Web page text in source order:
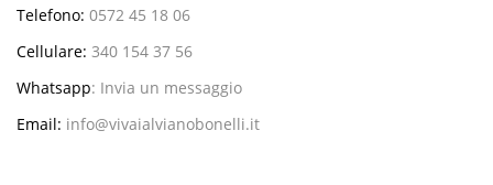
Telefono: 0572 45 18 06
Cellulare: 340 154 37 56
Whatsapp: Invia un messaggio
Email: info@vivaialvianobonelli.it